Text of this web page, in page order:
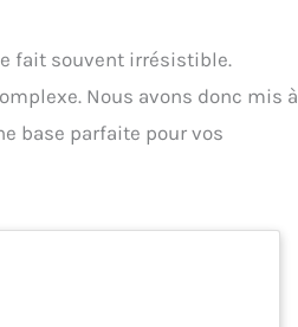
fait souvent irrésistible.
Nous avons donc mis à
base parfaite pour vos